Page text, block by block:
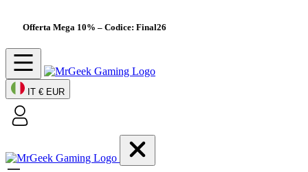
Offerta Mega 10% – Codice: Final26
IT € EUR